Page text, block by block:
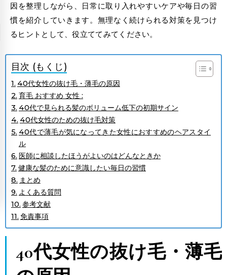
因を整理しながら、日常に取り入れやすいケアや毎日の習
慣を紹介していきます。無理なく続けられる対策を見つけ
るヒントとして、役立ててみてください。
目次 (もくじ)
40代女性の抜け毛・薄毛の原因
育毛 おすすめ 女性 :
40代で見られる髪のボリューム低下の初期サイン
40代女性のための抜け毛対策
40代で薄毛が気になってきた女性におすすめのヘアスタイ
ル
医師に相談したほうがよいのはどんなときか
健康な髪のために意識したい毎日の習慣
まとめ
よくある質問
参考文献
免責事項
40代女性の抜け毛・薄毛